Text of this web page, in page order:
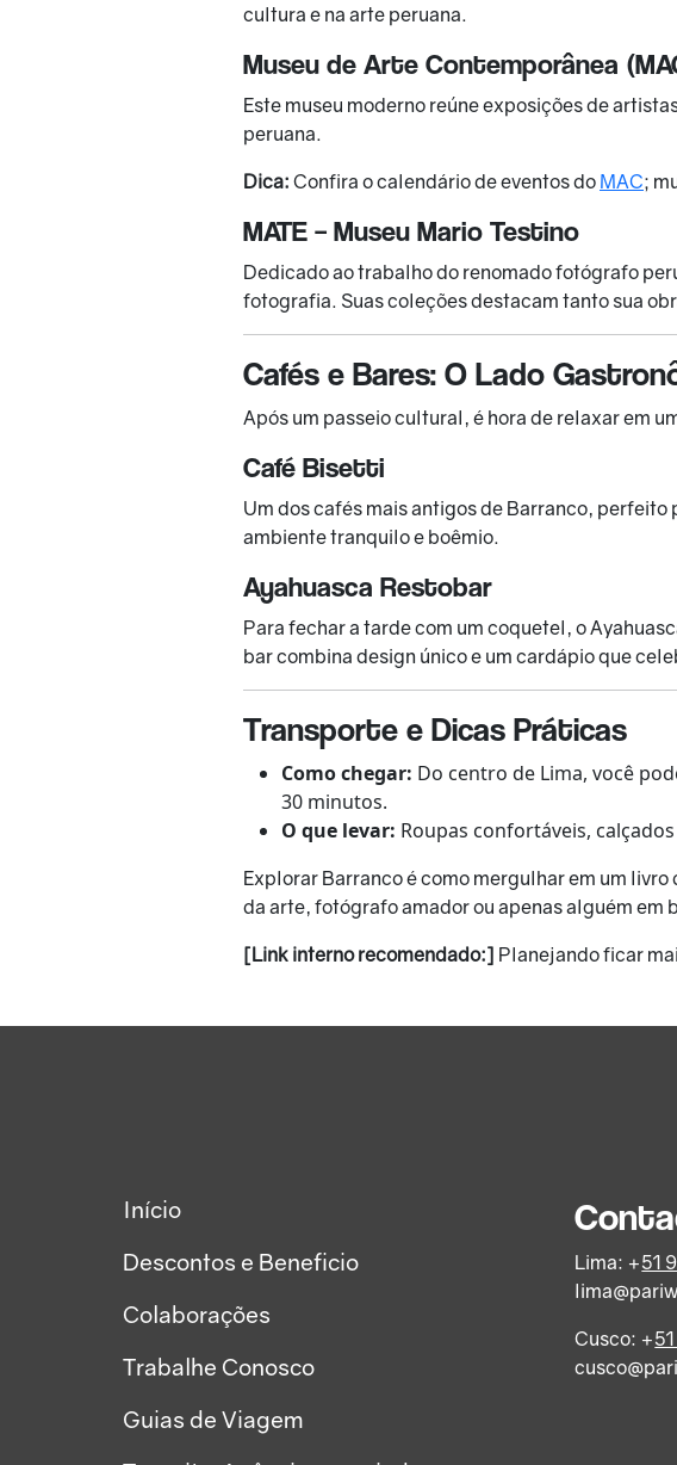
cultura e na arte peruana.
Museu de Arte Contemporânea
Este museu moderno reúne exposições de
peruana.
Dica: Confira o calendário de eventos do MAC;
MATE – Museu Mario Testino
Dedicado ao trabalho do renomado fotógrafo
fotografia. Suas coleções destacam tanto sua
Cafés e Bares: O Lado
Após um passeio cultural, é hora de relaxar em
Café Bisetti
Um dos cafés mais antigos de Barranco,
ambiente tranquilo e boêmio.
Ayahuasca Restobar
Para fechar a tarde com um coquetel, o
bar combina design único e um cardápio que
Transporte e Dicas Práticas
Como chegar: Do centro de Lima, você
30 minutos.
O que levar: Roupas confortáveis,
Explorar Barranco é como mergulhar em um
da arte, fotógrafo amador ou apenas alguém em
[Link interno recomendado:] Planejando ficar
Início
Descontos e Beneficio
Colaborações
Trabalhe Conosco
Guias de Viagem
Lima: +51
Cusco: +